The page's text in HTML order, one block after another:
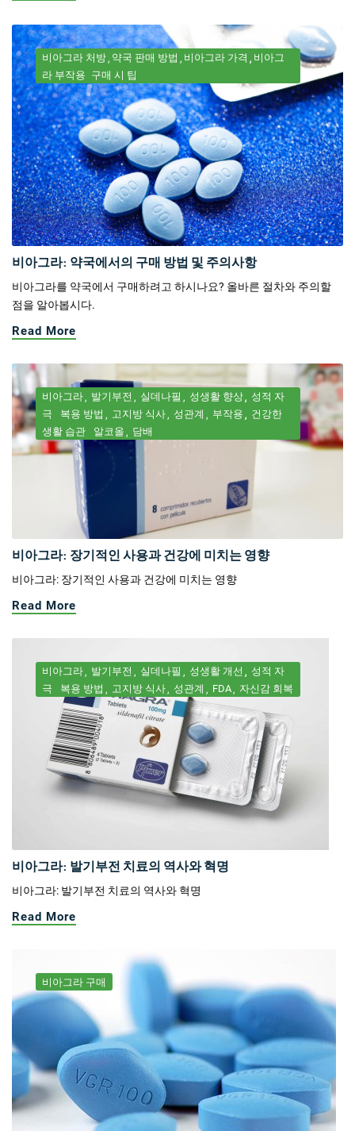
비아그라 처방 약국 판매 방법 비아그라 가격
비아그
라 부작용 구매 시 팁
비아그라: 약국에서의 구매 방법 및 주의사항
비아그라를 약국에서 구매하려고 하시나요? 올바른 절차와 주의할
점을 알아봅시다.
Read More
비아그라 발기부전 실데나필 성생활 향상
성적 자
극
복용 방법 고지방 식사 성관계 부작용
건강한
생활 습관
알코올 담배
비아그라: 장기적인 사용과 건강에 미치는 영향
비아그라: 장기적인 사용과 건강에 미치는 영향
Read More
비아그라 발기부전 실데나필 성생활 개선
성적 자
극
복용 방법 고지방 식사 성관계 FDA 자신감 회복
비아그라: 발기부전 치료의 역사와 혁명
비아그라: 발기부전 치료의 역사와 혁명
Read More
비아그라 구매